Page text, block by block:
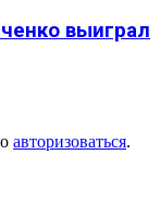
выиграл
авторизоваться.